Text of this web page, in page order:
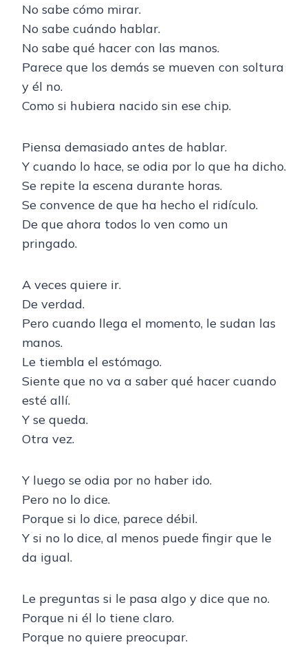
No sabe cómo mirar.
No sabe cuándo hablar.
No sabe qué hacer con las manos.
Parece que los demás se mueven con soltura
y él no.
Como si hubiera nacido sin ese chip.
Piensa demasiado antes de hablar.
Y cuando lo hace, se odia por lo que ha dicho.
Se repite la escena durante horas.
Se convence de que ha hecho el ridículo.
De que ahora todos lo ven como un
pringado.
A veces quiere ir.
De verdad.
Pero cuando llega el momento, le sudan las
manos.
Le tiembla el estómago.
Siente que no va a saber qué hacer cuando
esté allí.
Y se queda.
Otra vez.
Y luego se odia por no haber ido.
Pero no lo dice.
Porque si lo dice, parece débil.
Y si no lo dice, al menos puede fingir que le
da igual.
Le preguntas si le pasa algo y dice que no.
Porque ni él lo tiene claro.
Porque no quiere preocupar.